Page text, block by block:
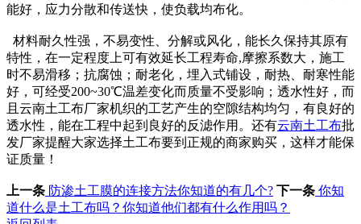
能好，应力分散和传送快，使负载均布化。
材料耐久性强，不易变性、分解或风化，能长久保持其原有
特性，在一定程度上可有效延长工程寿命,摩擦系数大，施工
时不易滑移；抗腐蚀；耐老化，埋入式铺设，耐热、耐寒性能
好，可经受200~30℃温差变化而质量不受影响；透水性好，而
且云南土工布厂家机织的工艺产生的空隙结构均匀，有良好的
透水性，能在工程中起到良好的反滤作用。还有云南土工布批
发厂家提醒大家选择土工布要到正规的商家购买，这样才能保
证质量！
上一条 防渗土工膜的连接方法你知道的有几个? 下一条 你知
道什么是土工布吗？你知道他们都有什么作用吗？